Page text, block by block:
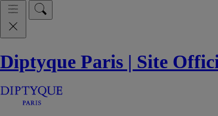
Diptyque Paris | Site